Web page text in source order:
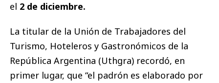
el 2 de diciembre.
La titular de la Unión de Trabajadores del
Turismo, Hoteleros y Gastronómicos de la
República Argentina (Uthgra) recordó, en
primer lugar, que “el padrón es elaborado por